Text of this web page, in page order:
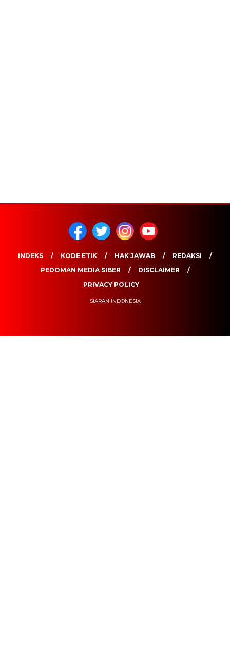
INDEKS KODE ETIK HAK JAWAB
REDAKSI
PEDOMAN MEDIA SIBER
DISCLAIMER
PRIVACY POLICY
SIARAN INDONESIA